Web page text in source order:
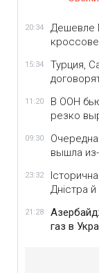
20:34
Дешевле
15:34
Турция,
11:20
В ООН
резко
09:30
вышла
23:32
Дністра
21:28
газ в